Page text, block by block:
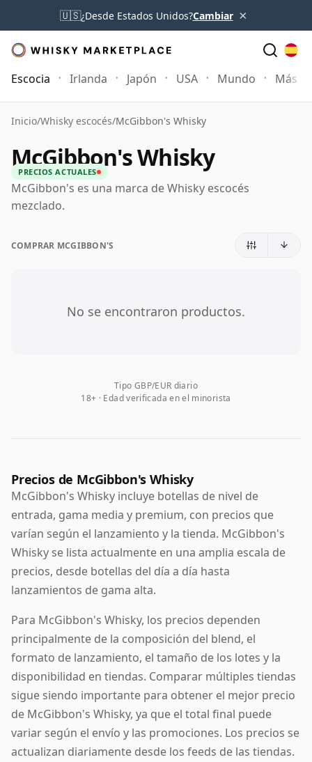
🇺🇸¿Desde Estados Unidos?Cambiar ×
Escocia Irlanda Japón USA Mundo Más
Inicio/Whisky escocés/McGibbon's Whisky
McGibbon's Whisky
PRECIOS ACTUALES
McGibbon's es una marca de Whisky escocés
mezclado.
COMPRAR MCGIBBON'S
No se encontraron productos.
Tipo GBP/EUR diario
18+ · Edad verificada en el minorista
Precios de McGibbon's Whisky
McGibbon's Whisky incluye botellas de nivel de
entrada, gama media y premium, con precios que
varían según el lanzamiento y la tienda. McGibbon's
Whisky se lista actualmente en una amplia escala de
precios, desde botellas del día a día hasta
lanzamientos de gama alta.
Para McGibbon's Whisky, los precios dependen
principalmente de la composición del blend, el
formato de lanzamiento, el tamaño de los lotes y la
disponibilidad en tiendas. Comparar múltiples tiendas
sigue siendo importante para obtener el mejor precio
de McGibbon's Whisky, ya que el total final puede
variar según el envío y las promociones. Los precios se
actualizan diariamente desde los feeds de las tiendas.